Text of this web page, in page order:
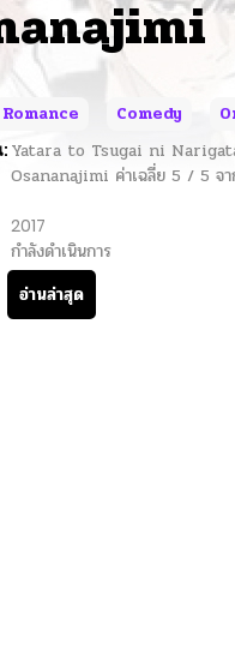
Romance Comedy
Yatara to Tsugai ni
Osananajimi ค่าเฉลี่ย 5 / 5 จ
2017
กำลังดำเนินการ
อ่านล่าสุด